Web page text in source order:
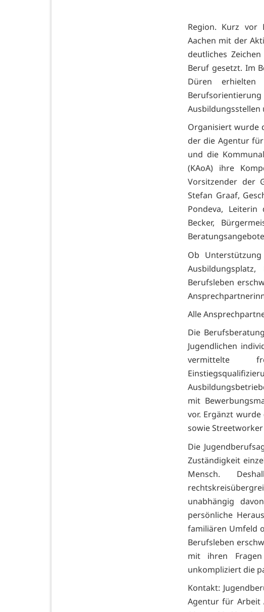
Region. Kurz vor
Aachen mit der
deutliches
Beruf gesetzt. Im
Düren
Organisiert wurde
der die Agentur für
und die
(KAoA) ihre
Vorsitzender der
Stefan Graaf,
Pondeva, Leiterin
Becker,
Ob
Berufsleben
Alle
Die
Jugendlichen
vermittelte
mit
vor. Ergänzt
sowie
Die
Zuständigkeit
Mensch.
unabhängig
persönliche
familiären Umfeld
Berufsleben
mit ihren
unkompliziert die
Kontakt:
Agentur für Arbeit